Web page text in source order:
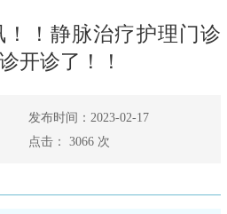
！！静脉治疗护理门诊
开诊了！！
发布时间：2023-02-17
点击： 3066 次